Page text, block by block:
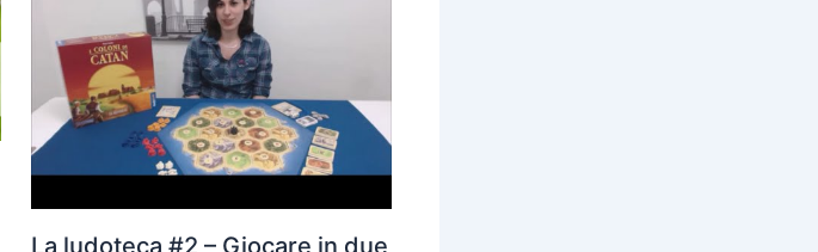
La ludoteca #2 – Giocare in due